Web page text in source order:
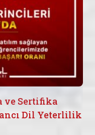
ve Sertifika
Dil Yeterlilik